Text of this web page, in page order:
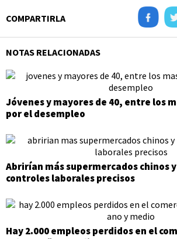
COMPARTIRLA
NOTAS RELACIONADAS
Jóvenes y mayores de 40, entre los
por el desempleo
Abrirían más supermercados chinos
controles laborales precisos
Hay 2.000 empleos perdidos en el